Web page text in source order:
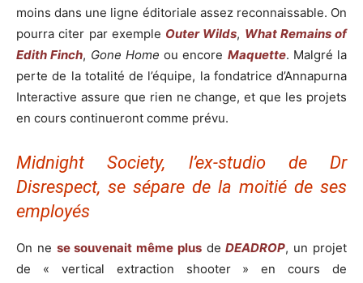
moins dans une ligne éditoriale assez reconnaissable. On
pourra citer par exemple Outer Wilds, What Remains of
Edith Finch, Gone Home ou encore Maquette. Malgré la
perte de la totalité de l’équipe, la fondatrice d’Annapurna
Interactive assure que rien ne change, et que les projets
en cours continueront comme prévu.
Midnight Society, l’ex-studio de Dr
Disrespect, se sépare de la moitié de ses
employés
On ne se souvenait même plusdeDEADROP, un projet
de « vertical extraction shooter » en cours de